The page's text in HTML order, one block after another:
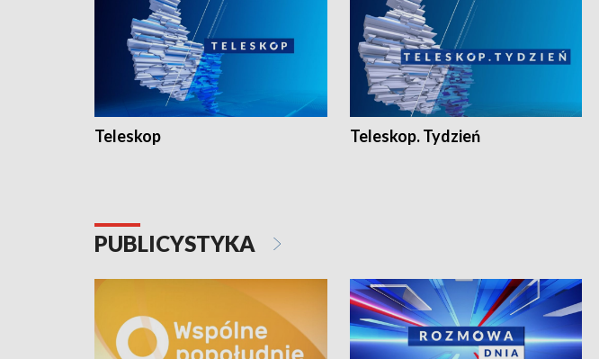
Teleskop Teleskop. Tydzień
PUBLICYSTYKA